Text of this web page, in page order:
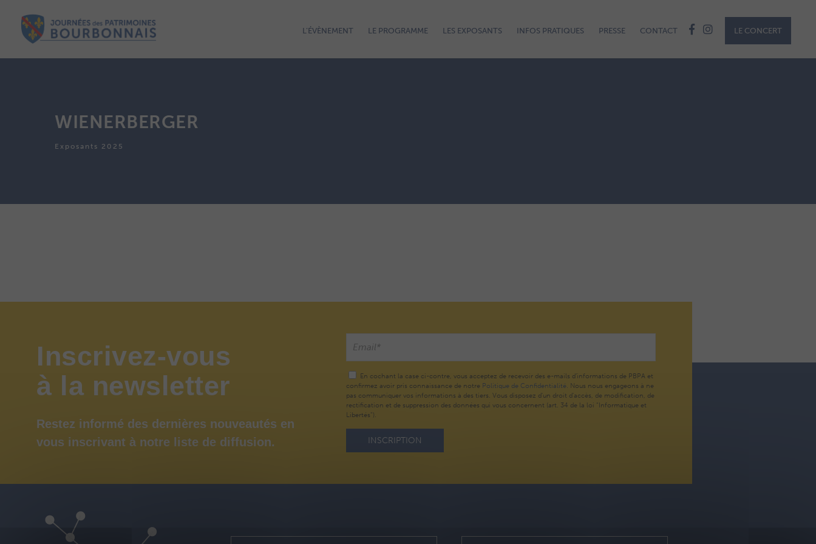
L’ÉVÈNEMENT LE PROGRAMME LES EXPOSANTS INFOS PRATIQUES PRESSE CONTACT LE CONCERT
WIENERBERGER
Exposants 2025
Inscrivez-vous
à la newsletter
Restez informé des dernières nouveautés en
vous inscrivant à notre liste de diffusion.
En cochant la case ci-contre, vous acceptez de recevoir des e-mails d’informations de PBPA et
confirmez avoir pris connaissance de notre Politique de Confidentialité. Nous nous engageons à ne
pas communiquer vos informations à des tiers. Vous disposez d'un droit d'accès, de modification, de
rectification et de suppression des données qui vous concernent (art. 34 de la loi "Informatique et
Libertés").